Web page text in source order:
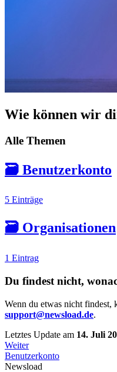
Wie können wir
Alle Themen
🗃️ Benutzerkonto
5 Einträge
🗃️ Organisationen
1 Eintrag
Du findest nicht,
Wenn du etwas nicht findest,
support@newsload.de.
Letztes Update am 14. Juli
Weiter
Benutzerkonto
Newsload